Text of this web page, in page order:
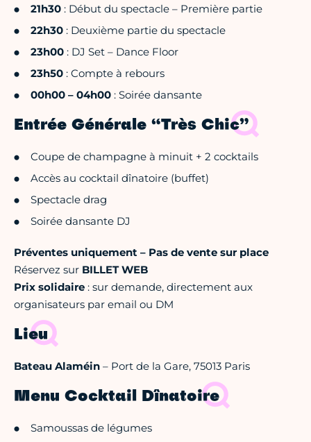
21h30 : Début du spectacle – Première partie
22h30 : Deuxième partie du spectacle
23h00 : DJ Set – Dance Floor
23h50 : Compte à rebours
00h00 – 04h00 : Soirée dansante
Entrée Générale “Très Chic”
Coupe de champagne à minuit + 2 cocktails
Accès au cocktail dînatoire (buffet)
Spectacle drag
Soirée dansante DJ
Préventes uniquement – Pas de vente sur place
Réservez sur BILLET WEB
Prix solidaire : sur demande, directement aux
organisateurs par email ou DM
Lieu
Bateau Alaméin – Port de la Gare, 75013 Paris
Menu Cocktail Dînatoire
Samoussas de légumes